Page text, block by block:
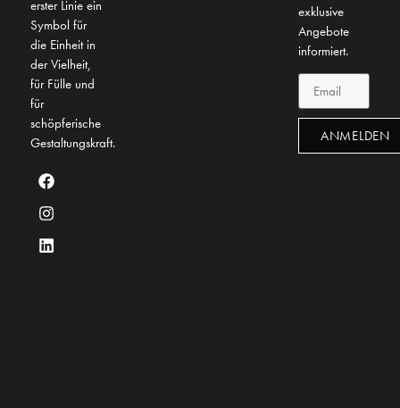
erster Linie ein
Symbol für
die Einheit in
der Vielheit,
für Fülle und
für
schöpferische
Gestaltungskraft.
exklusive
Angebote
informiert.
ANMELDEN